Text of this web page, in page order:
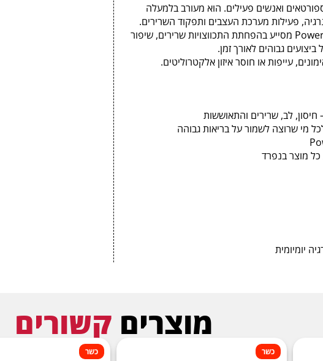
ואנשים פעילים. הוא מעורב בלמעלה
Magnesium Sport X3 של Powertech מסייע בהפחתת התכווצויות שרירים, שיפור
גבוהים לאורך זמן.
עייפות או חוסר איזון אלקטרוליטים.
חיסון, לב, שרירים והתאוששות
מי שרוצה לשמור על בריאות גבוהה
כל מוצר בנפרד
יומיומית
מוצרים קשורים
כשר כשר